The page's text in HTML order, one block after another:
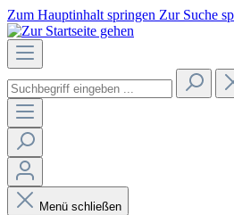
Zum Hauptinhalt springen Zur Suche
Menü schließen